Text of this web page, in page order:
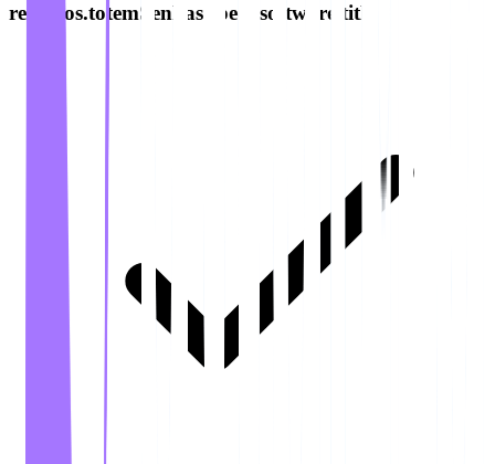
recursos.totemSenhas.specs.software.title